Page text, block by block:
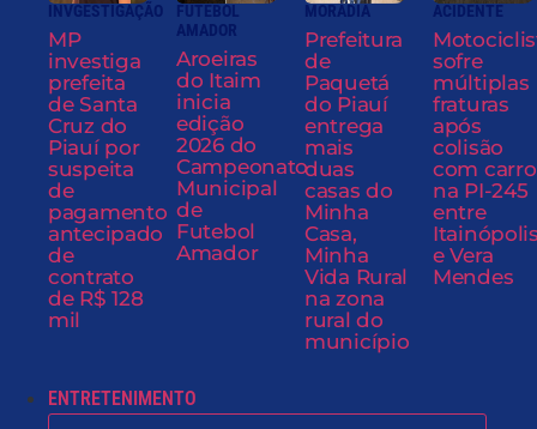
INVGESTIGAÇÃO
MP
investiga
prefeita
de Santa
Cruz do
Piauí por
suspeita
de
pagamento
antecipado
de
contrato
de R$ 128
mil
FUTEBOL
AMADOR
Aroeiras
do Itaim
inicia
edição
2026 do
Campeonato
Municipal
de
Futebol
Amador
MORADIA
Prefeitura
de
Paquetá
do Piauí
entrega
mais
duas
casas do
Minha
Casa,
Minha
Vida Rural
na zona
rural do
município
ACIDENTE
sofre
múltiplas
fraturas
após
colisão
com carro
na PI-245
entre
e Vera
Mendes
ENTRETENIMENTO